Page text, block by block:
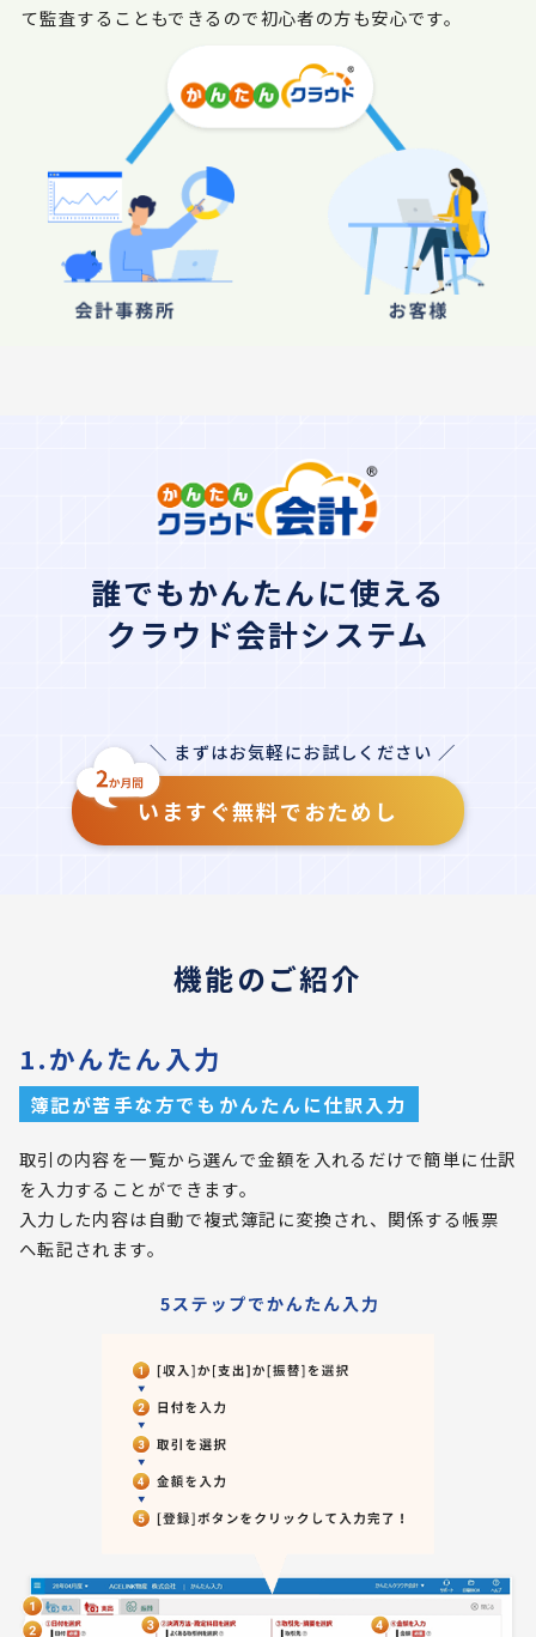
て監査することもできるので初心者の方も安心です。
誰でもかんたんに使える
クラウド会計システム
＼ まずはお気軽にお試しください ／
いますぐ無料でおためし
機能のご紹介
1.かんたん入力
簿記が苦手な方でもかんたんに仕訳入力
取引の内容を一覧から選んで金額を入れるだけで簡単に仕訳
を入力することができます。
入力した内容は自動で複式簿記に変換され、関係する帳票
へ転記されます。